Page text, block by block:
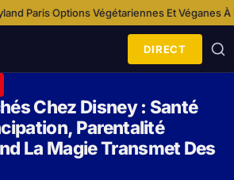
Végétariennes Et Véganes À Disneyland Paris
DIRECT
Chez Disney : Santé
Parentalité
La Magie Transmet Des